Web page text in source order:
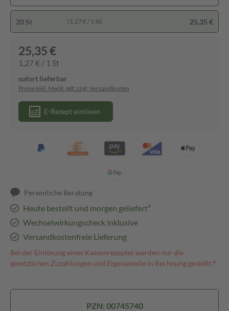
20 St (1,27 € / 1 St) 25,35 €
25,35 €
1,27 € / 1 St
sofort lieferbar
Preise inkl. MwSt. ggf. zzgl. Versandkosten
E-Rezept einlösen
Persönliche Beratung
Heute bestellt und morgen geliefert³
Wechselwirkungscheck inklusive
Versandkostenfreie Lieferung
Bei der Einlösung eines Kassenrezeptes werden nur die
gesetzlichen Zuzahlungen und Eigenanteile in Rechnung gestellt.⁴
PZN: 00745740